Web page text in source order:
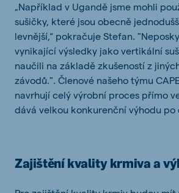
„Například v Ugandě jsme mohli
sušičky, které jsou obecně
levnější,“ pokračuje Stefan.
vynikající výsledky jako vertikální
naučili na základě zkušeností z
závodů.". Členové našeho týmu
navrhují celý výrobní proces přímo
dává velkou konkurenční výhodu po
Zajištění kvality krmiva a